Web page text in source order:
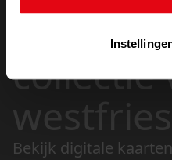
collectie
Bekijk digitale